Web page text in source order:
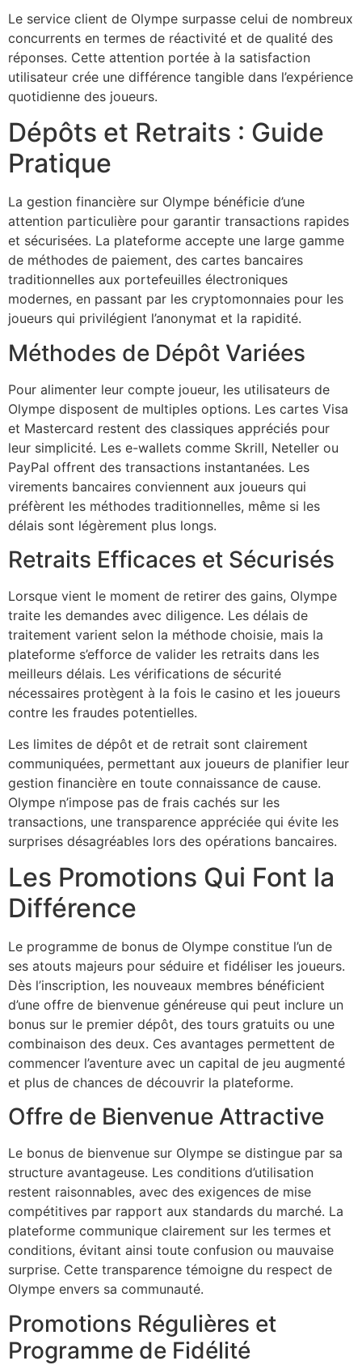
Le service client de Olympe surpasse celui de nombreux
concurrents en termes de réactivité et de qualité des
réponses. Cette attention portée à la satisfaction
utilisateur crée une différence tangible dans l’expérience
quotidienne des joueurs.
Dépôts et Retraits : Guide
Pratique
La gestion financière sur Olympe bénéficie d’une
attention particulière pour garantir transactions rapides
et sécurisées. La plateforme accepte une large gamme
de méthodes de paiement, des cartes bancaires
traditionnelles aux portefeuilles électroniques
modernes, en passant par les cryptomonnaies pour les
joueurs qui privilégient l’anonymat et la rapidité.
Méthodes de Dépôt Variées
Pour alimenter leur compte joueur, les utilisateurs de
Olympe disposent de multiples options. Les cartes Visa
et Mastercard restent des classiques appréciés pour
leur simplicité. Les e-wallets comme Skrill, Neteller ou
PayPal offrent des transactions instantanées. Les
virements bancaires conviennent aux joueurs qui
préfèrent les méthodes traditionnelles, même si les
délais sont légèrement plus longs.
Retraits Efficaces et Sécurisés
Lorsque vient le moment de retirer des gains, Olympe
traite les demandes avec diligence. Les délais de
traitement varient selon la méthode choisie, mais la
plateforme s’efforce de valider les retraits dans les
meilleurs délais. Les vérifications de sécurité
nécessaires protègent à la fois le casino et les joueurs
contre les fraudes potentielles.
Les limites de dépôt et de retrait sont clairement
communiquées, permettant aux joueurs de planifier leur
gestion financière en toute connaissance de cause.
Olympe n’impose pas de frais cachés sur les
transactions, une transparence appréciée qui évite les
surprises désagréables lors des opérations bancaires.
Les Promotions Qui Font la
Différence
Le programme de bonus de Olympe constitue l’un de
ses atouts majeurs pour séduire et fidéliser les joueurs.
Dès l’inscription, les nouveaux membres bénéficient
d’une offre de bienvenue généreuse qui peut inclure un
bonus sur le premier dépôt, des tours gratuits ou une
combinaison des deux. Ces avantages permettent de
commencer l’aventure avec un capital de jeu augmenté
et plus de chances de découvrir la plateforme.
Offre de Bienvenue Attractive
Le bonus de bienvenue sur Olympe se distingue par sa
structure avantageuse. Les conditions d’utilisation
restent raisonnables, avec des exigences de mise
compétitives par rapport aux standards du marché. La
plateforme communique clairement sur les termes et
conditions, évitant ainsi toute confusion ou mauvaise
surprise. Cette transparence témoigne du respect de
Olympe envers sa communauté.
Promotions Régulières et
Programme de Fidélité